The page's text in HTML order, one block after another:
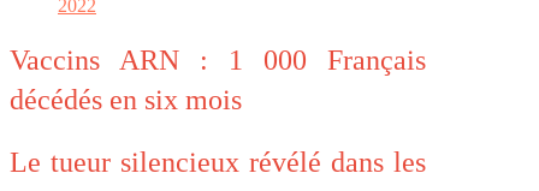
2022
Vaccins ARN : 1 000 Français
décédés en six mois
Le tueur silencieux révélé dans les